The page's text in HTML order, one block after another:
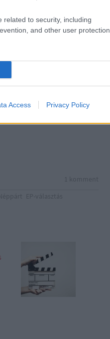
related to security, including
and other user protection.
Access Privacy Policy
lehessen majd
politikai küzdelmeken
aki akkor szervezett új (a
az EU soros elnöki